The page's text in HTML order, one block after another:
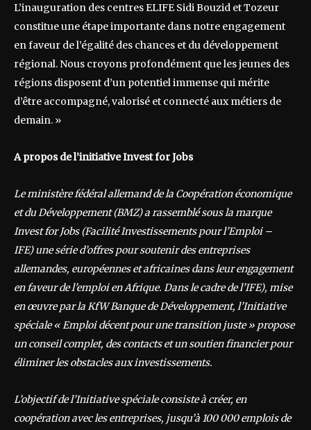
L’inauguration des centres ELIFE Sidi Bouzid et Tozeur
constitue une étape importante dans notre engagement
en faveur de l’égalité des chances et du développement
régional. Nous croyons profondément que les jeunes des
régions disposent d’un potentiel immense qui mérite
d’être accompagné, valorisé et connecté aux métiers de
demain. »
A propos de l’initiative Invest for Jobs
Le ministère fédéral allemand de la Coopération économique
et du Développement (BMZ) a rassemblé sous la marque
Invest for Jobs (Facilité Investissements pour l’Emploi –
IFE)une série d’offres pour soutenir des entreprises
allemandes, européennes et africaines dans leur engagement
en faveur de l’emploi en Afrique. Dans le cadre de l’IFE), mise
en œuvre par la KfW Banque de Développement, l’Initiative
spéciale « Emploi décent pour une transition juste » propose
un conseil complet, des contacts et un soutien financier pour
éliminer les obstacles aux investissements.
L’objectif de l’Initiative spéciale consiste à créer, en
coopération avec les entreprises, jusqu’à 100 000 emplois de